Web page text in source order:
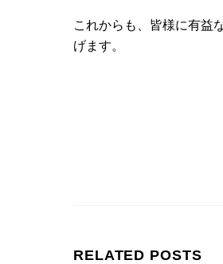
これからも、皆様に有益
げます。
RELATED POSTS